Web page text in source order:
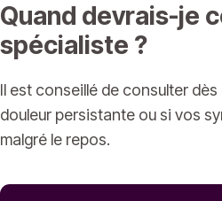
Quand devrais-je
spécialiste ?
Il est conseillé de consulter
douleur persistante ou si vos
malgré le repos.